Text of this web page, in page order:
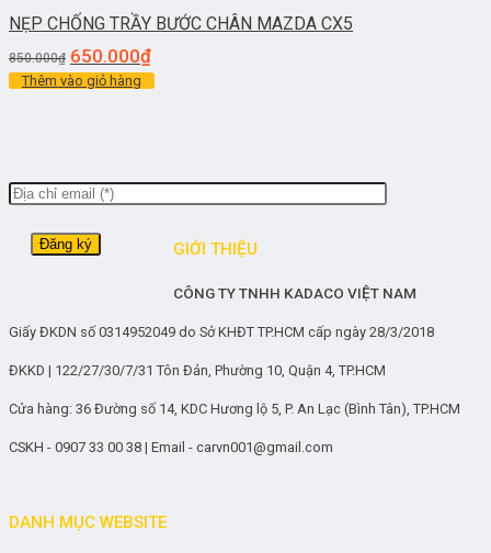
NẸP CHỐNG TRẦY BƯỚC CHÂN MAZDA CX5
850.000₫ 650.000₫
Thêm vào giỏ hàng
GIỚI THIỆU
CÔNG TY TNHH KADACO VIỆT NAM
Giấy ĐKDN số 0314952049 do Sở KHĐT TP.HCM cấp ngày 28/3/2018
ĐKKD | 122/27/30/7/31 Tôn Đản, Phường 10, Quận 4, TP.HCM
Cửa hàng: 36 Đường số 14, KDC Hương lộ 5, P. An Lạc (Bình Tân), TP.HCM
CSKH - 0907 33 00 38 | Email - carvn001@gmail.com
DANH MỤC WEBSITE